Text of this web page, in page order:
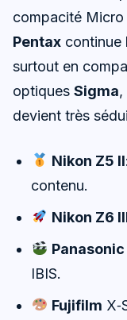
compacité
Pentax continue
surtout en
optiques Sigma,
devient très
Nikon Z5 II
contenu.
Nikon Z6
Panasonic
IBIS.
Fujifilm